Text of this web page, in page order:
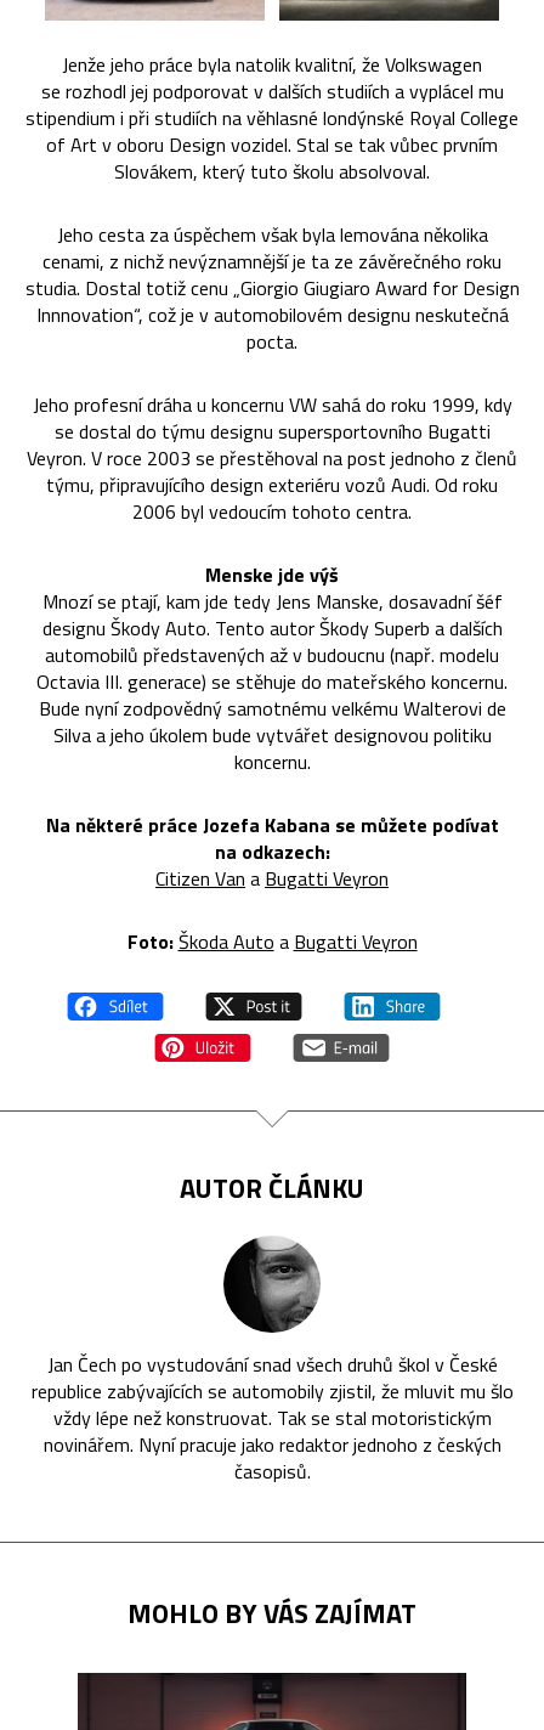
Jenže jeho práce byla natolik kvalitní, že Volkswagen
se rozhodl jej podporovat v dalších studiích a vyplácel mu
stipendium i při studiích na věhlasné londýnské Royal College
of Art v oboru Design vozidel. Stal se tak vůbec prvním
Slovákem, který tuto školu absolvoval.
Jeho cesta za úspěchem však byla lemována několika
cenami, z nichž nevýznamnější je ta ze závěrečného roku
studia. Dostal totiž cenu „Giorgio Giugiaro Award for Design
Innnovation“, což je v automobilovém designu neskutečná
pocta.
Jeho profesní dráha u koncernu VW sahá do roku 1999, kdy
se dostal do týmu designu supersportovního Bugatti
Veyron. V roce 2003 se přestěhoval na post jednoho z členů
týmu, připravujícího design exteriéru vozů Audi. Od roku
2006 byl vedoucím tohoto centra.
Menske jde výš
Mnozí se ptají, kam jde tedy Jens Manske, dosavadní šéf
designu Škody Auto. Tento autor Škody Superb a dalších
automobilů představených až v budoucnu (např. modelu
Octavia III. generace) se stěhuje do mateřského koncernu.
Bude nyní zodpovědný samotnému velkému Walterovi de
Silva a jeho úkolem bude vytvářet designovou politiku
koncernu.
Na některé práce Jozefa Kabana se můžete podívat
na odkazech:
Citizen Van a Bugatti Veyron
Foto:Škoda Auto a Bugatti Veyron
AUTOR ČLÁNKU
Jan Čech po vystudování snad všech druhů škol v České
republice zabývajících se automobily zjistil, že mluvit mu šlo
vždy lépe než konstruovat. Tak se stal motoristickým
novinářem. Nyní pracuje jako redaktor jednoho z českých
časopisů.
MOHLO BY VÁS ZAJÍMAT